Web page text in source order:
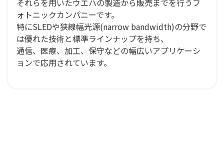
ォトニックカンパニーです。
特にSLEDや狭線幅光源(narrow bandwidth)の分野で
は優れた技術と標準ラインナップを持ち、
通信、医療、加工、保守などの幅広いアプリケーシ
ョンで応用されています。